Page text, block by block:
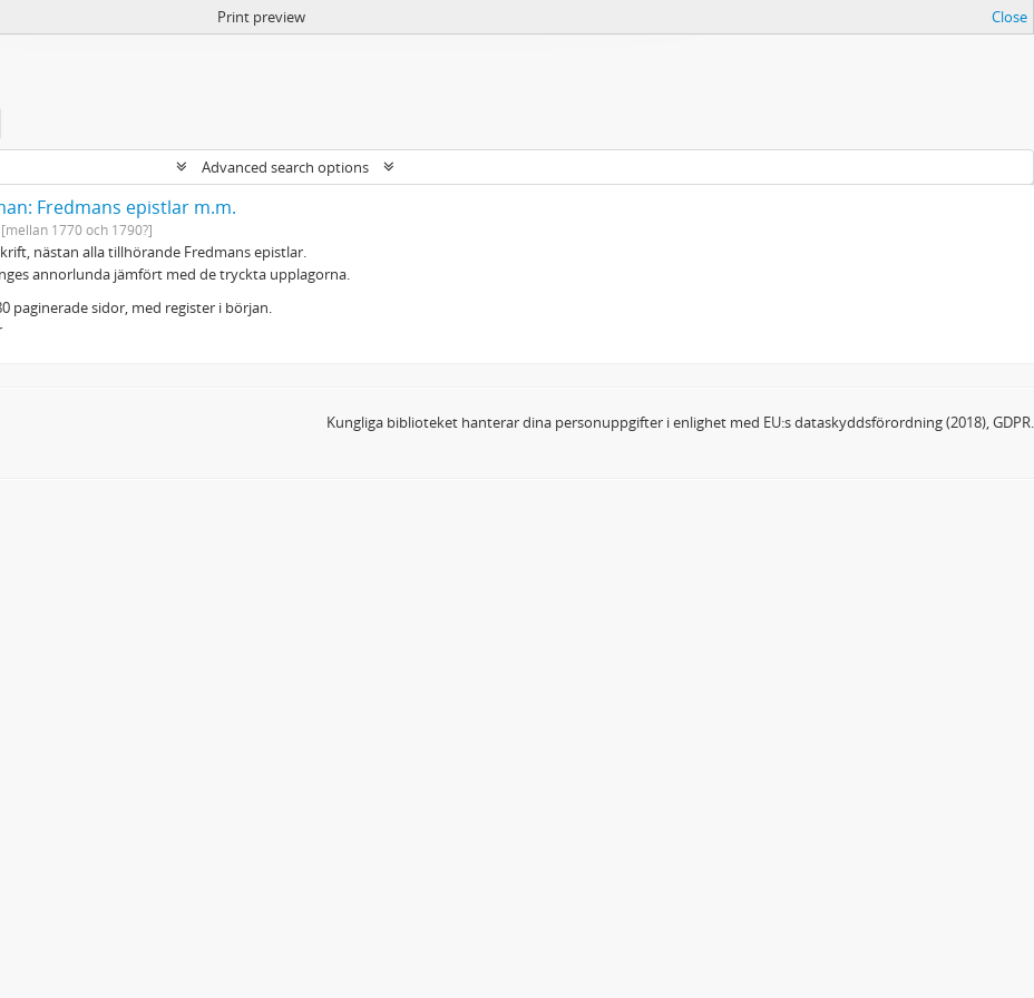
Print preview Close
Advanced search options
Fredmans epistlar m.m.
[mellan 1770 och 1790?]
nästan alla tillhörande Fredmans epistlar.
annorlunda jämfört med de tryckta upplagorna.
paginerade sidor, med register i början.
Kungliga biblioteket hanterar dina personuppgifter i enlighet med EU:s dataskyddsförordning (2018), GDPR.